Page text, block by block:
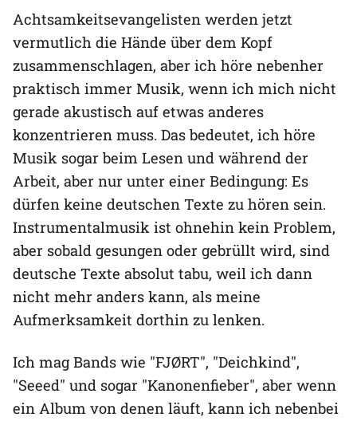
Achtsamkeitsevangelisten werden jetzt
vermutlich die Hände über dem Kopf
zusammenschlagen, aber ich höre nebenher
praktisch immer Musik, wenn ich mich nicht
gerade akustisch auf etwas anderes
konzentrieren muss. Das bedeutet, ich höre
Musik sogar beim Lesen und während der
Arbeit, aber nur unter einer Bedingung: Es
dürfen keine deutschen Texte zu hören sein.
Instrumentalmusik ist ohnehin kein Problem,
aber sobald gesungen oder gebrüllt wird, sind
deutsche Texte absolut tabu, weil ich dann
nicht mehr anders kann, als meine
Aufmerksamkeit dorthin zu lenken.
Ich mag Bands wie "FJØRT", "Deichkind",
"Seeed" und sogar "Kanonenfieber", aber wenn
ein Album von denen läuft, kann ich nebenbei